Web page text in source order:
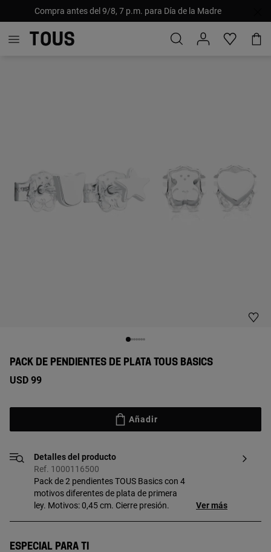
Compra antes del 9/8, 7 p.m. para Día de la Madre
PACK DE PENDIENTES DE PLATA TOUS BASICS
USD 99
Añadir
Detalles del producto
Ref. 1000116500
Pack de 2 pendientes TOUS Basics con 4
motivos diferentes de plata de primera
ley. Motivos: 0,45 cm. Cierre presión.
Ver más
Especial para ti